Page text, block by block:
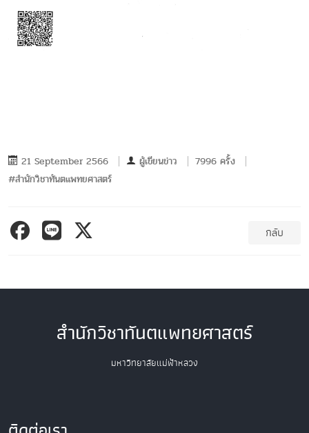
21 September 2566 ผู้เขียนข่าว
7996 ครั้ง
#สำนักวิชาทันตแพทยศาสตร์
กลับ
สำนักวิชาทันตแพทยศาสตร์
มหาวิทยาลัยแม่ฟ้าหลวง